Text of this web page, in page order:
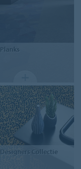
Planks
Designers Collectie